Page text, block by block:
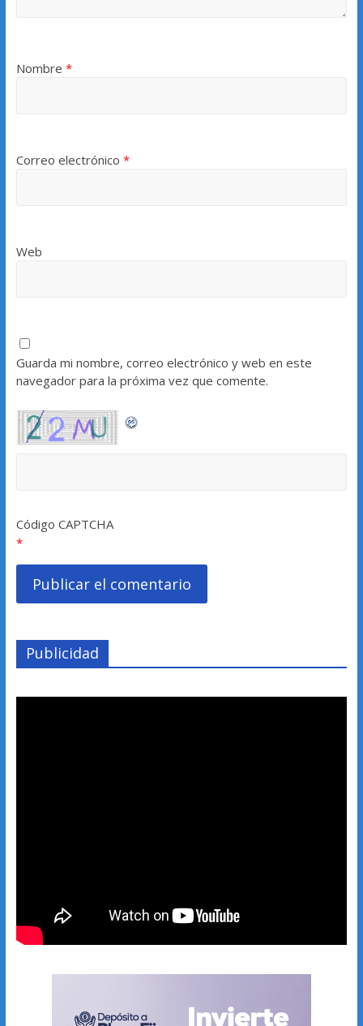
Nombre *
Correo electrónico *
Web
Guarda mi nombre, correo electrónico y web en este
navegador para la próxima vez que comente.
Código CAPTCHA
*
Publicidad